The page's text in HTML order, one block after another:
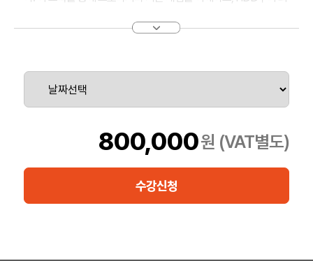
성능 최적화, RAID 구성까지, 스토리지의 모든 것을 배우며 DAS,
데이터 보안을 강화하여 어떠한 상황에서도 비즈니스 연속성을 보
장하는 스토리지 시스템을 구축하는 전문성을 갖추게 됩니다. 지금
터 관리가 여러분을 기다리고 있습니다. 안정적인 데이터 관리를 함
께 경험 해보며 스토리지 관리 전문가가 되어보세요.
800,000원 (VAT별도)
수강신청